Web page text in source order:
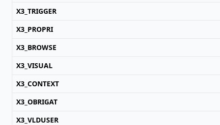
X3_TRIGGER
X3_PROPRI
X3_BROWSE
X3_VISUAL
X3_CONTEXT
X3_OBRIGAT
X3_VLDUSER